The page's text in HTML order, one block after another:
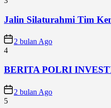
Jalin Silaturahmi Tim
2 bulan Ago
4
BERITA POLRI
2 bulan Ago
5